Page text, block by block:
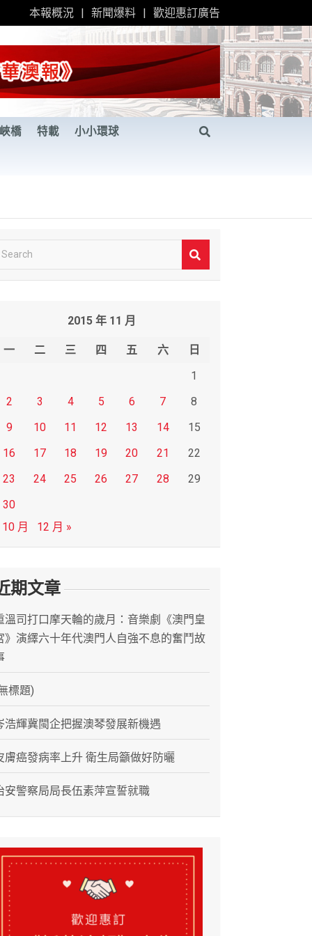
本報概況 新聞爆料 歡迎惠訂廣告
橋 特載 小小環球
2015 年 11 月
一 二 三 四 五 六
日
1
2
3 4 5 6 7
8
9
10 11 12 13 14
15
16
17 18 19 20 21
22
23
24 25 26 27 28
29
30
月
12 月 »
期文章
溫司打口摩天輪的歲月：音樂劇《澳門皇
》演繹六十年代澳門人自強不息的奮鬥故
標題)
浩輝冀閩企把握澳琴發展新機遇
膚癌發病率上升 衛生局籲做好防曬
安警察局局長伍素萍宣誓就職